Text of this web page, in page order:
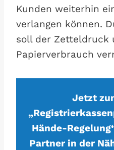
Kunden weiterhin
verlangen können.
soll der Zetteldruck
Papierverbrauch
Jetzt
Hände-
Partner in der